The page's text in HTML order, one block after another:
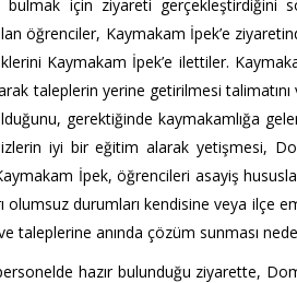
için ziyareti gerçekleştirdiğini
öğrenciler, Kaymakam İpek’e
Kaymakam İpek’e ilettiler.
taleplerin yerine getirilmesi
gerektiğinde kaymakamlığa
iyi bir eğitim alarak yetişmesi,
İpek, öğrencileri asayiş
olumsuz durumları kendisine veya
taleplerine anında çözüm sunması
hazır bulunduğu ziyarette,